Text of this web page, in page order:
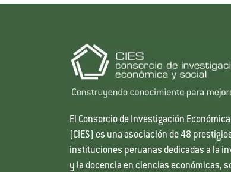
El Consorcio de Investigación
(CIES) es una asociación de 48
instituciones peruanas dedicadas a la
y la docencia en ciencias económicas,